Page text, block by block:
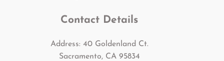
Contact Details
Address: 40 Goldenland Ct.
Sacramento, CA 95834